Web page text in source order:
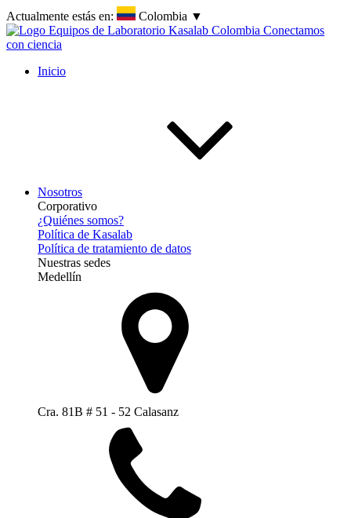
Actualmente estás en: Colombia ▼
Inicio
Nosotros
Corporativo
¿Quiénes somos?
Política de Kasalab
Política de tratamiento de datos
Nuestras sedes
Medellín
Cra. 81B # 51 - 52 Calasanz